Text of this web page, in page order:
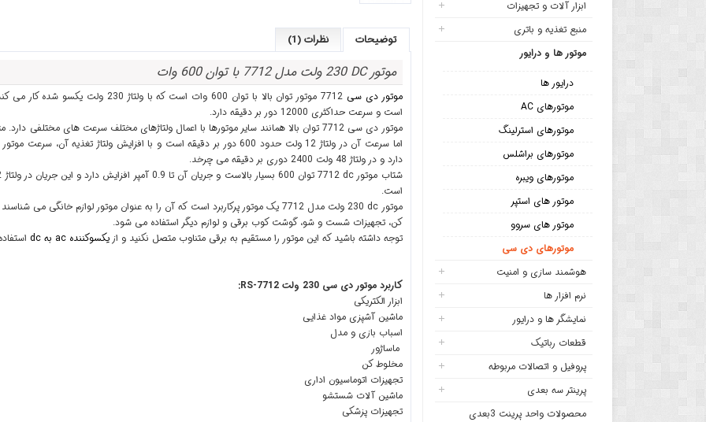
ابزار آلات و تجهیزات
منبع تغذیه و باتری
موتور ها و درایور
درایور ها
موتورهای AC
موتورهای استرلینگ
موتورهای براشلس
موتورهای ویبره
موتور های استپر
موتور های سروو
موتورهای دی سی
هوشمند سازی و امنیت
نرم افزار ها
نمایشگر ها و درایور
قطعات رباتیک
پروفیل و اتصالات مربوطه
پرینتر سه بعدی
محصولات واحد پرینت 3بعدی
توضیحات نظرات (1)
موتورDC 230 ولت مدل 7712 با توان 600 وات
موتور دی سی 7712موتور توان بالا با توان 600 وات است که با ولتاژ 230 ولت یکسو شده کار می کند و نیاز به
است و سرعت حداکثری 12000 دور بر دقیقه دارد.
دارد و در ولتاژ 48 ولت 2400 دوری بر دقیقه می چرخد.
شتاب موتور dc
7712
است.
موتور dc
230 ولت مدل 7712 یک موتور پرکاربرد است که آن را به عنوان موتور لوازم
کن، تجهیزات شست و شو، گوشت کوب برقی و لوازم دیگر استفاده می شود.
توجه داشته باشید که این موتور را مستقیم به برقی متناوب متصل نکنید و ازیکسوکننده ac به dc
کاربرد موتور دی سی230 ولت RS-7712
:
ابزار الکتریکی
ماشین آشپزی مواد غذایی
اسباب بازی و مدل
ماساژور
مخلوط کن
تجهیزات اتوماسیون اداری
ماشین آلات شستشو
تجهیزات پزشکی